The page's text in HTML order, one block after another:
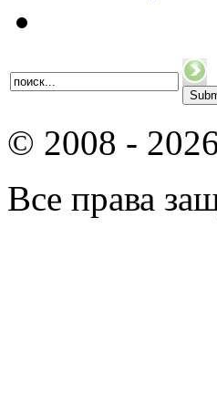
© 2008 -
Все права